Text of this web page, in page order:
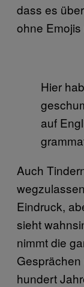
dass es
ohne
Hier
auf
Auch
Eindruck,
sieht
nimmt die
hundert